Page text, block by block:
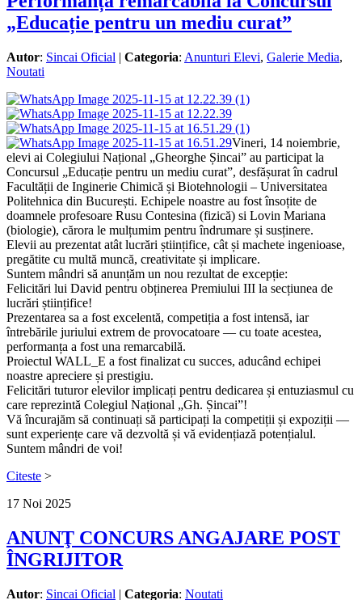
„Educație pentru un mediu curat”
Autor: Sincai Oficial | Categoria: Anunturi Elevi, Galerie Media,
Noutati
Vineri, 14 noiembrie,
elevi ai Colegiului Național „Gheorghe Șincai” au participat la
Concursul „Educație pentru un mediu curat”, desfășurat în cadrul
Facultății de Inginerie Chimică și Biotehnologii – Universitatea
Politehnica din București. Echipele noastre au fost însoțite de
doamnele profesoare Rusu Contesina (fizică) si Lovin Mariana
(biologie), cărora le mulțumim pentru îndrumare și susținere.
Elevii au prezentat atât lucrări științifice, cât și machete ingenioase,
pregătite cu multă muncă, creativitate și implicare.
Suntem mândri să anunțăm un nou rezultat de excepție:
Felicitări lui David pentru obținerea Premiului III la secțiunea de
lucrări științifice!
Prezentarea sa a fost excelentă, competiția a fost intensă, iar
întrebările juriului extrem de provocatoare — cu toate acestea,
performanța a fost una remarcabilă.
Proiectul WALL_E a fost finalizat cu succes, aducând echipei
noastre apreciere și prestigiu.
Felicitări tuturor elevilor implicați pentru dedicarea și entuziasmul cu
care reprezintă Colegiul Național „Gh. Șincai”!
Vă încurajăm să continuați să participați la competiții și expoziții —
sunt experiențe care vă dezvoltă și vă evidențiază potențialul.
Suntem mândri de voi!
Citeste >
17 Noi 2025
ANUNŢ CONCURS ANGAJARE POST
ÎNGRIJITOR
Autor: Sincai Oficial | Categoria: Noutati